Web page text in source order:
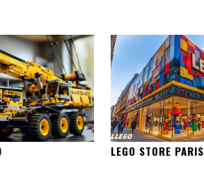
LEGO STORE PARIS